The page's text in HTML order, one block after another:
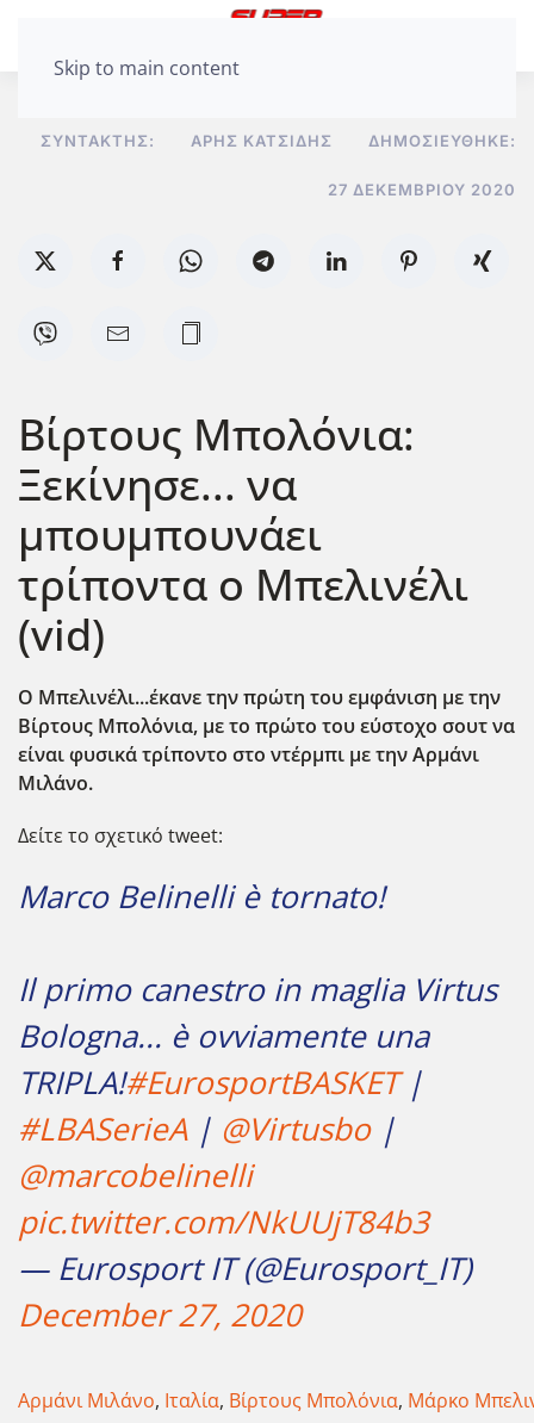
Skip to main content
ΣΥΝΤΆΚΤΗΣ: ΆΡΗΣ ΚΑΤΣΊΔΗΣ ΔΗΜΟΣΙΕΎΘΗΚΕ:
27 ΔΕΚΕΜΒΡΊΟΥ 2020
Βίρτους Μπολόνια:
Ξεκίνησε... να
μπουμπουνάει
τρίποντα ο Μπελινέλι
(vid)
Ο Μπελινέλι...έκανε την πρώτη του εμφάνιση με την
Βίρτους Μπολόνια, με το πρώτο του εύστοχο σουτ να
είναι φυσικά τρίποντο στο ντέρμπι με την Αρμάνι
Μιλάνο.
Δείτε το σχετικό tweet:
Marco Belinelli è tornato!
Il primo canestro in maglia Virtus
Bologna... è ovviamente una
TRIPLA!#EurosportBASKET|
#LBASerieA| @Virtusbo|
@marcobelinelli
pic.twitter.com/NkUUjT84b3
— Eurosport IT (@Eurosport_IT)
December 27, 2020
Αρμάνι Μιλάνο, Ιταλία, Βίρτους Μπολόνια, Μάρκο